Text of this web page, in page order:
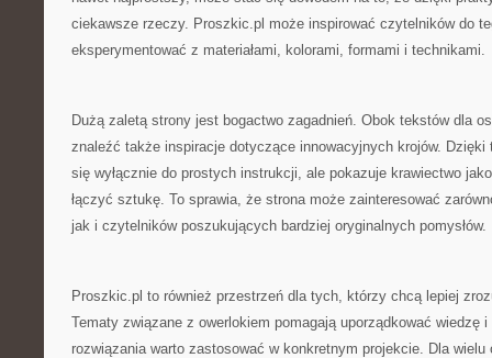
ciekawsze rzeczy. Proszkic.pl może inspirować czytelników do
eksperymentować z materiałami, kolorami, formami i technikami.
Dużą zaletą strony jest bogactwo zagadnień. Obok tekstów dla
znaleźć także inspiracje dotyczące innowacyjnych krojów. Dzięki
się wyłącznie do prostych instrukcji, ale pokazuje krawiectwo
łączyć sztukę. To sprawia, że strona może zainteresować
jak i czytelników poszukujących bardziej oryginalnych pomysłów.
Proszkic.pl to również przestrzeń dla tych, którzy chcą lepiej
Tematy związane z owerlokiem pomagają uporządkować wiedzę
rozwiązania warto zastosować w konkretnym projekcie. Dla wielu